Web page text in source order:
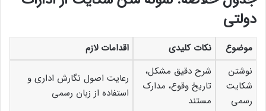
دولتی
موضوع نکات کلیدی
اقدامات لازم
نوشتن
شکایت
رسمی
شرح دقیق مشکل،
تاریخ وقوع، مدارک
مستند
رعایت اصول نگارش اداری و
استفاده از زبان رسمی